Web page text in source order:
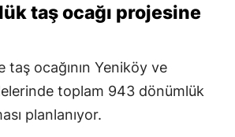
taş ocağı projesine
taş ocağının Yeniköy ve
toplam 943 dönümlük
planlanıyor.